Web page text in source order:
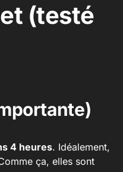
(testé
4 heures. Idéalement,
ça, elles sont